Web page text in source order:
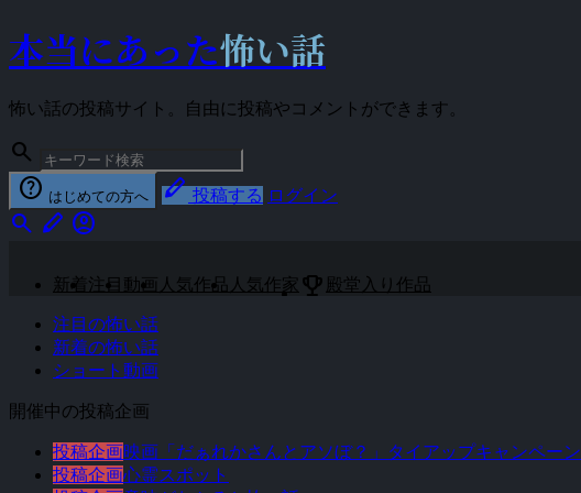
本当にあった怖い話
怖い話の投稿サイト。自由に投稿やコメントができます。
search
help はじめての方へ stylus 投稿する ログイン
search stylus account_circle
新着 注目 動画 人気作品 人気作家 emoji_events 殿堂入り作品
注目の怖い話
新着の怖い話
ショート動画
開催中の投稿企画
投稿企画映画「だぁれかさんとアソぼ？」タイアップキャンペーン
投稿企画心霊スポット